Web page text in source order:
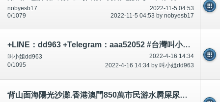
2022-11-5 04:53
nobyesb17
2022-11-5 04:53 by nobyesb17
0/1079
+LINE：dd963 +Telegram：aaa52052 #台灣叫小姐 #台中叫小姐 #台北叫小姐 #高雄叫小姐 #新竹叫小姐 #台南叫小姐 #彰化叫小
2022-4-16 14:34
叫小姐dd963
2022-4-16 14:34 by 叫小姐dd963
0/1095
背山面海陽光沙灘.香港澳門850萬市民游水屙屎尿飛鳥尿屎,精神科警察,廉署政府,公安RTHK等等on99,還有？